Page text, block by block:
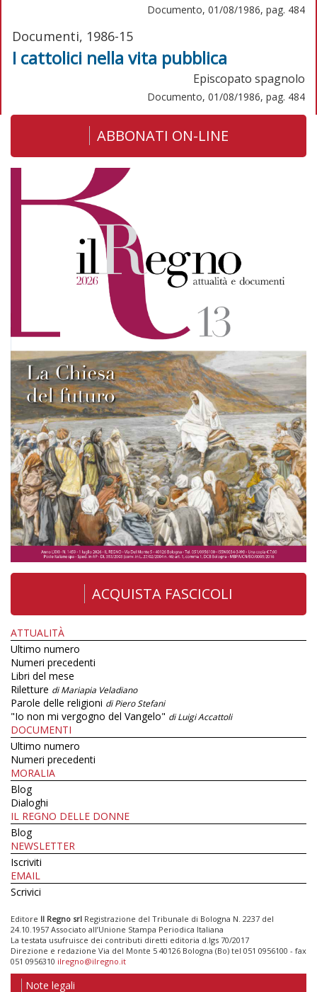
Documento, 01/08/1986, pag. 484
Documenti, 1986-15
I cattolici nella vita pubblica
Episcopato spagnolo
Documento, 01/08/1986, pag. 484
ABBONATI ON-LINE
ACQUISTA FASCICOLI
ATTUALITÀ
Ultimo numero
Numeri precedenti
Libri del mese
Riletture di Mariapia Veladiano
Parole delle religioni di Piero Stefani
"Io non mi vergogno del Vangelo" di Luigi Accattoli
DOCUMENTI
Ultimo numero
Numeri precedenti
MORALIA
Blog
Dialoghi
IL REGNO DELLE DONNE
Blog
NEWSLETTER
Iscriviti
EMAIL
Scrivici
Editore Il Regno srl Registrazione del Tribunale di Bologna N. 2237 del
24.10.1957 Associato all’Unione Stampa Periodica Italiana
La testata usufruisce dei contributi diretti editoria d.lgs 70/2017
Direzione e redazione Via del Monte 5 40126 Bologna (Bo) tel 051 0956100 - fax
051 0956310 ilregno@ilregno.it
Note legali